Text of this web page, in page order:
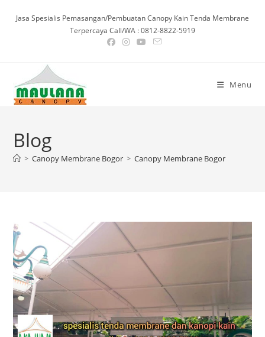
Jasa Spesialis Pemasangan/Pembuatan Canopy Kain Tenda Membrane
Terpercaya Call/WA : 0812-8822-5919
Menu
Blog
> Canopy Membrane Bogor > Canopy Membrane Bogor